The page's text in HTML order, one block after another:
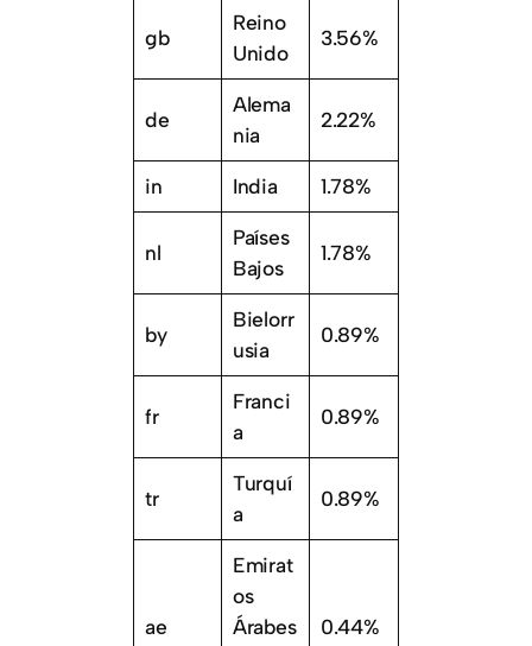
gb
Reino
Unido
3.56%
de
Alema
nia
2.22%
in India 1.78%
nl
Países
Bajos
1.78%
by
Bielorr
usia
0.89%
fr
Franci
a
0.89%
tr
Turquí
a
0.89%
ae
Emirat
os
Árabes
0.44%